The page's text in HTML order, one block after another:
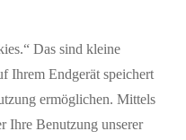
Das sind kleine
Ihrem Endgerät speichert
ermöglichen. Mittels
Ihre Benutzung unserer